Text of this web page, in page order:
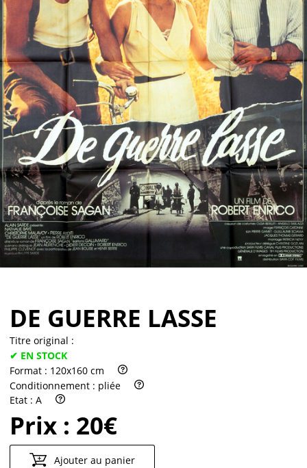
Vendre
DE GUERRE LASSE
Titre original :
✔ EN STOCK
Format : 120x160 cm
Conditionnement : pliée
Etat : A
Prix : 20€
Ajouter au panier